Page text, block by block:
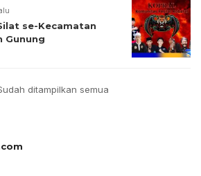
se-Kecamatan
Gunung
ditampilkan semua